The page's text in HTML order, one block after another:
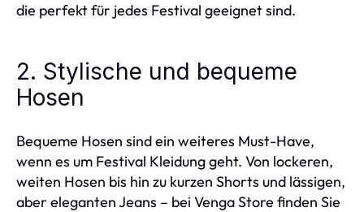
die perfekt für jedes Festival geeignet sind.
2. Stylische und bequeme
Hosen
Bequeme Hosen sind ein weiteres Must-Have,
wenn es um Festival Kleidung geht. Von lockeren,
weiten Hosen bis hin zu kurzen Shorts und lässigen,
aber eleganten Jeans – bei Venga Store finden Sie